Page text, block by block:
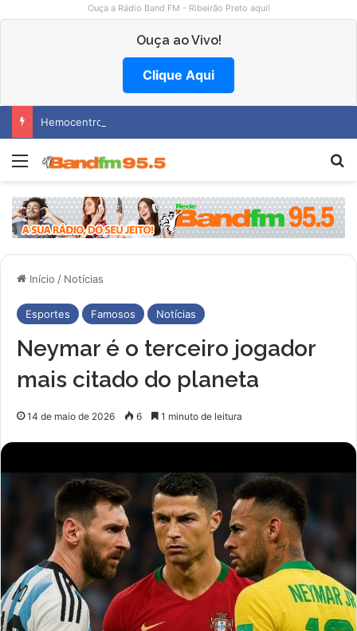
Ouça a Rádio Band FM - Ribeirão Preto aqui!
Ouça ao Vivo!
Clique Aqui
Hemocentro abre vagas na região
Menu
Início / Notícias
Esportes Famosos Notícias
Neymar é o terceiro jogador
mais citado do planeta
14 de maio de 2026 6 1 minuto de leitura